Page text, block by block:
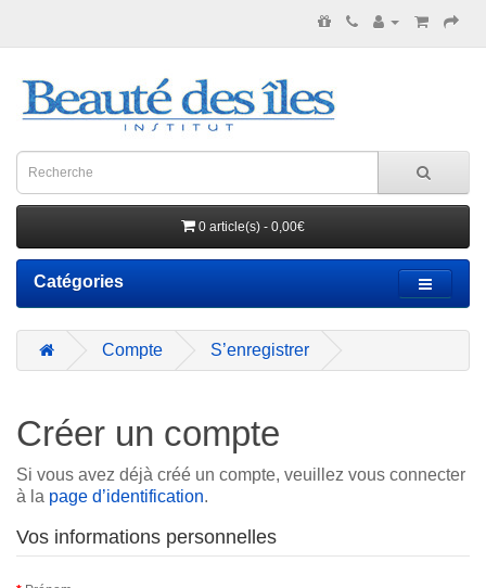
0 article(s) - 0,00€
Catégories
Compte S’enregistrer
Créer un compte
Si vous avez déjà créé un compte, veuillez vous connecter
à la page d’identification.
Vos informations personnelles